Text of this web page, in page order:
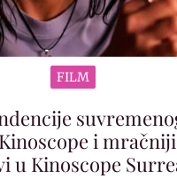
FILM
i
u Kinoscope